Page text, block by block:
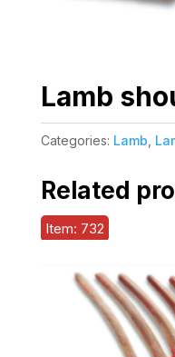
Lamb
Categories: Lamb
Related
Item: 732